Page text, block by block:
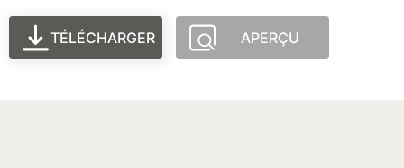
TÉLÉCHARGER APERÇU